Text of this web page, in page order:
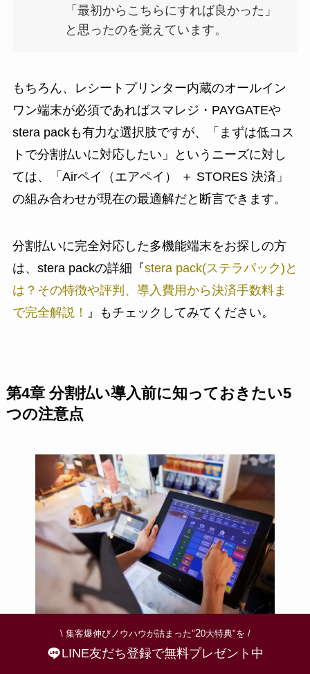
「最初からこちらにすれば良かった」
と思ったのを覚えています。
もちろん、レシートプリンター内蔵のオールイン
ワン端末が必須であればスマレジ・PAYGATEや
stera packも有力な選択肢ですが、「まずは低コス
トで分割払いに対応したい」というニーズに対し
ては、「Airペイ（エアペイ） ＋ STORES 決済」
の組み合わせが現在の最適解だと断言できます。
分割払いに完全対応した多機能端末をお探しの方
は、stera packの詳細『stera pack(ステラパック)と
は？その特徴や評判、導入費用から決済手数料ま
で完全解説！
』もチェックしてみてください。
第4章 分割払い導入前に知っておきたい5
つの注意点
分割払いに対応できる決済サービスを併用する決
\ 集客爆伸びノウハウが詰まった"20大特典"を /
LINE友だち登録で無料プレゼント中